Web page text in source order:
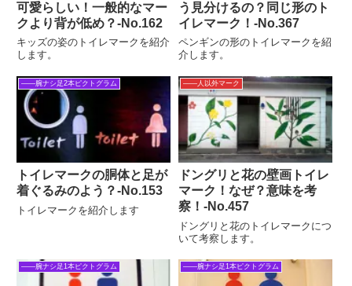
可愛らしい！一般的なマー
クより背が低め？‐No.162
キッズの姿のトイレマークを紹介
します。
う見分けるの？同じ形のト
イレマーク！‐No.367
ペンギンの形のトイレマークを紹
介します。
――腕ナシ足2本ピクトグラム
トイレマークの胴体と足が
着ぐるみのよう？-No.153
トイレマークを紹介します
――人以外マーク
ドングリと花の壁画トイレ
マーク！なぜ？意味を考
察！‐No.457
ドングリと花のトイレマークにつ
いて考察します。
――腕ナシ足1本ピクトグラム ――腕ナシ足1本ピクトグラム